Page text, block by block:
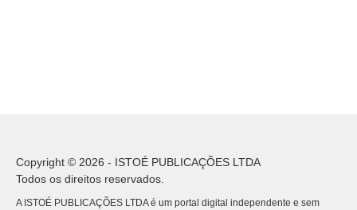
Copyright © 2026 - ISTOÉ PUBLICAÇÕES LTDA
Todos os direitos reservados.
A ISTOÉ PUBLICAÇÕES LTDA é um portal digital independente e sem